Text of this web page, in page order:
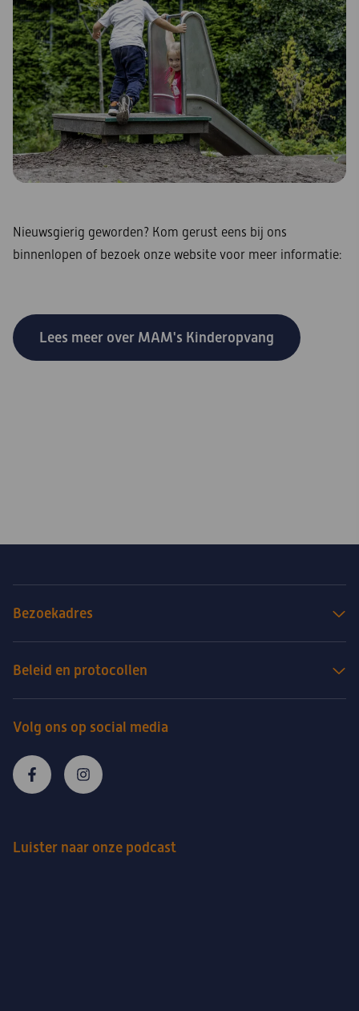
Nieuwsgierig geworden? Kom gerust eens bij ons
binnenlopen of bezoek onze website voor meer informatie:
Lees meer over MAM's Kinderopvang
Bezoekadres
Volg ons op social media
Luister naar onze podcast
Beleid en protocollen